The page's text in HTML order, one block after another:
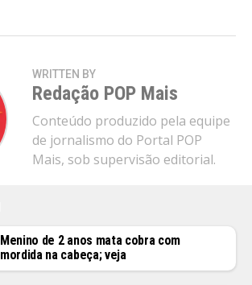
WRITTEN BY
Redação POP Mais
Conteúdo produzido pela equipe
de jornalismo do Portal POP
Mais, sob supervisão editorial.
Menino de 2 anos mata cobra com
mordida na cabeça; veja